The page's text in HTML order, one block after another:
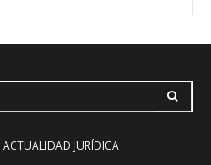
ACTUALIDAD JURÍDICA